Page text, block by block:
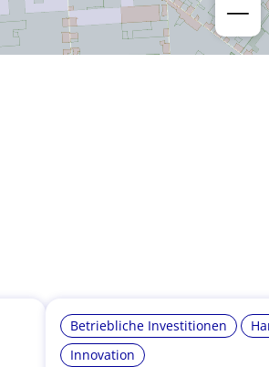
Betriebliche Investitionen
Innovation